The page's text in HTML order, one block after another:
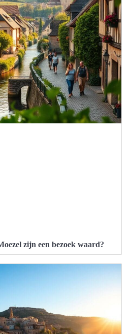
zijn een bezoek waard?